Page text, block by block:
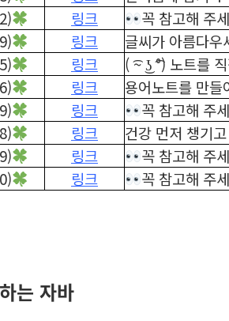
링크
꼭 참고해 주
링크
글씨가 아름다우
링크
( ͡~ ͜ʖ ͡°) 노트를
링크
용어노트를 만들
링크
꼭 참고해 주
링크
건강 먼저 챙기
링크
꼭 참고해 주
링크 꼭 참고해 주
는 자바